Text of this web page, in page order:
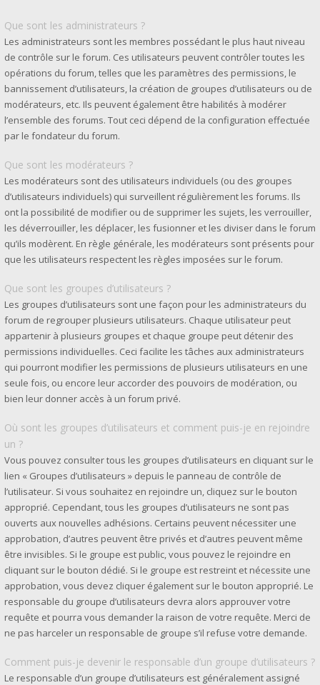
Que sont les administrateurs ?
Les administrateurs sont les membres possédant le plus haut niveau
de contrôle sur le forum. Ces utilisateurs peuvent contrôler toutes les
opérations du forum, telles que les paramètres des permissions, le
bannissement d’utilisateurs, la création de groupes d’utilisateurs ou de
modérateurs, etc. Ils peuvent également être habilités à modérer
l’ensemble des forums. Tout ceci dépend de la configuration effectuée
par le fondateur du forum.
Que sont les modérateurs ?
Les modérateurs sont des utilisateurs individuels (ou des groupes
d’utilisateurs individuels) qui surveillent régulièrement les forums. Ils
ont la possibilité de modifier ou de supprimer les sujets, les verrouiller,
les déverrouiller, les déplacer, les fusionner et les diviser dans le forum
qu’ils modèrent. En règle générale, les modérateurs sont présents pour
que les utilisateurs respectent les règles imposées sur le forum.
Que sont les groupes d’utilisateurs ?
Les groupes d’utilisateurs sont une façon pour les administrateurs du
forum de regrouper plusieurs utilisateurs. Chaque utilisateur peut
appartenir à plusieurs groupes et chaque groupe peut détenir des
permissions individuelles. Ceci facilite les tâches aux administrateurs
qui pourront modifier les permissions de plusieurs utilisateurs en une
seule fois, ou encore leur accorder des pouvoirs de modération, ou
bien leur donner accès à un forum privé.
Où sont les groupes d’utilisateurs et comment puis-je en rejoindre
un ?
Vous pouvez consulter tous les groupes d’utilisateurs en cliquant sur le
lien « Groupes d’utilisateurs » depuis le panneau de contrôle de
l’utilisateur. Si vous souhaitez en rejoindre un, cliquez sur le bouton
approprié. Cependant, tous les groupes d’utilisateurs ne sont pas
ouverts aux nouvelles adhésions. Certains peuvent nécessiter une
approbation, d’autres peuvent être privés et d’autres peuvent même
être invisibles. Si le groupe est public, vous pouvez le rejoindre en
cliquant sur le bouton dédié. Si le groupe est restreint et nécessite une
approbation, vous devez cliquer également sur le bouton approprié. Le
responsable du groupe d’utilisateurs devra alors approuver votre
requête et pourra vous demander la raison de votre requête. Merci de
ne pas harceler un responsable de groupe s’il refuse votre demande.
Comment puis-je devenir le responsable d’un groupe d’utilisateurs ?
Le responsable d’un groupe d’utilisateurs est généralement assigné